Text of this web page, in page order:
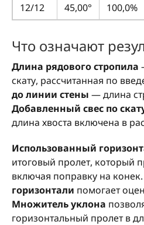
12/12
45,00° 100,0%
Что означают
Длина рядового стропила
скату, рассчитанная по
до линии стены — длина
Добавленный свес по
длина хвоста включена в
Использованный
итоговый пролет, который
включая поправку на конек.
горизонтали помогает
Множитель уклона
горизонтальный пролет в